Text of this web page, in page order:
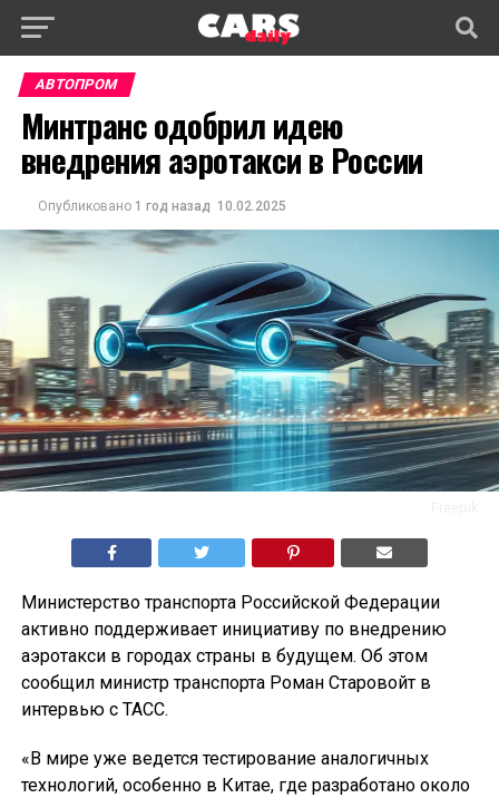
АВТОПРОМ
Минтранс одобрил идею
внедрения аэротакси в России
Опубликовано 1 год назад 10.02.2025
Министерство транспорта Российской Федерации
активно поддерживает инициативу по внедрению
аэротакси в городах страны в будущем. Об этом
сообщил министр транспорта Роман Старовойт в
интервью с ТАСС.
«В мире уже ведется тестирование аналогичных
технологий, особенно в Китае, где разработано около